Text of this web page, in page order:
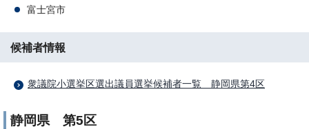
富士宮市
候補者情報
衆議院小選挙区選出議員選挙候補者一覧 静岡県第4区
静岡県 第5区